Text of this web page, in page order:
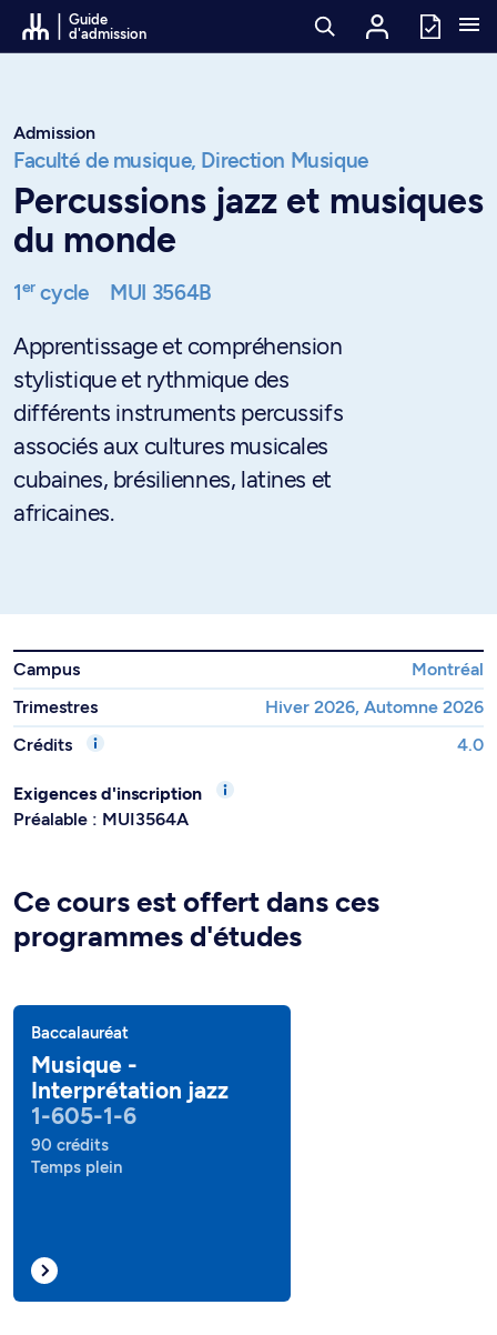
Passer au contenu
Guide
d'admission
Admission
Faculté de musique, Direction Musique
Percussions jazz et musiques
du monde
1ercycle MUI 3564B
Apprentissage et compréhension
stylistique et rythmique des
différents instruments percussifs
associés aux cultures musicales
cubaines, brésiliennes, latines et
africaines.
Campus
Montréal
Trimestres
Hiver 2026, Automne 2026
Crédits
4.0
Exigences d'inscription
Préalable : MUI3564A
Ce cours est offert dans ces
programmes d'études
Baccalauréat
Musique -
Interprétation jazz
1-605-1-6
90 crédits
Temps plein